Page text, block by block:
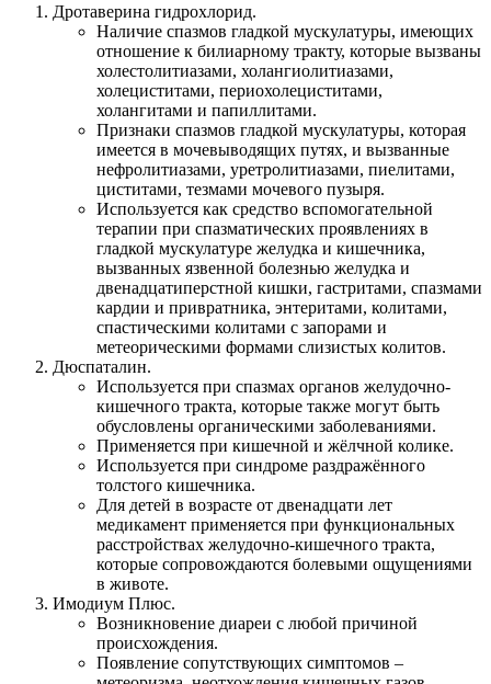
Дротаверина гидрохлорид.
Наличие спазмов гладкой мускулатуры, имеющих
отношение к билиарному тракту, которые вызваны
холестолитиазами, холангиолитиазами,
холециститами, периохолециститами,
холангитами и папиллитами.
Признаки спазмов гладкой мускулатуры, которая
имеется в мочевыводящих путях, и вызванные
нефролитиазами, уретролитиазами, пиелитами,
циститами, тезмами мочевого пузыря.
Используется как средство вспомогательной
терапии при спазматических проявлениях в
гладкой мускулатуре желудка и кишечника,
вызванных язвенной болезнью желудка и
двенадцатиперстной кишки, гастритами, спазмами
кардии и привратника, энтеритами, колитами,
спастическими колитами с запорами и
метеорическими формами слизистых колитов.
Дюспаталин.
Используется при спазмах органов желудочно-
кишечного тракта, которые также могут быть
обусловлены органическими заболеваниями.
Применяется при кишечной и жёлчной колике.
Используется при синдроме раздражённого
толстого кишечника.
Для детей в возрасте от двенадцати лет
медикамент применяется при функциональных
расстройствах желудочно-кишечного тракта,
которые сопровождаются болевыми ощущениями
в животе.
Имодиум Плюс.
Возникновение диареи с любой причиной
происхождения.
Появление сопутствующих симптомов –